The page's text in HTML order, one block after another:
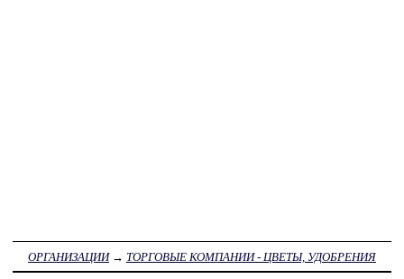
ОРГАНИЗАЦИИ→ ТОРГОВЫЕ КОМПАНИИ - ЦВЕТЫ, УДОБРЕНИЯ